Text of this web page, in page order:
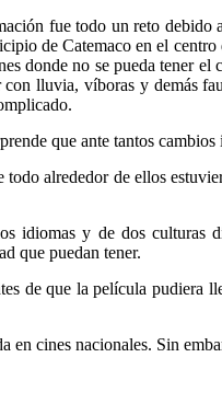
fue todo un reto
de Catemaco en el
donde no se pueda tener
lluvia, víboras y demás
que ante tantos
alrededor de ellos
idiomas y de dos culturas
que puedan tener.
de que la película pudiera
cines nacionales. Sin